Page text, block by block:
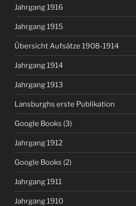
Jahrgang 1916
Jahrgang 1915
Übersicht Aufsätze 1908-1914
Jahrgang 1914
Jahrgang 1913
Lansburghs erste Publikation
Google Books (3)
Jahrgang 1912
Google Books (2)
Jahrgang 1911
Jahrgang 1910